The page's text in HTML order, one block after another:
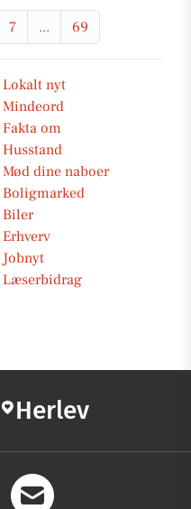
7 ... 69
Lokalt nyt
Mindeord
Fakta om
Husstand
Mød dine naboer
Boligmarked
Biler
Erhverv
Jobnyt
Læserbidrag
Herlev